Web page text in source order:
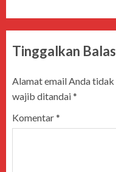
Tinggalkan
Alamat email Anda
wajib ditandai*
Komentar*